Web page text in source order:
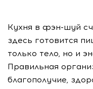
Кухня в фэн-шуй
здесь готовится
только тело, но и
Правильная
благополучие,